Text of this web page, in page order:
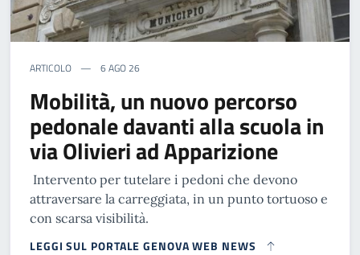
ARTICOLO 6 AGO 26
Mobilità, un nuovo percorso
pedonale davanti alla scuola in
via Olivieri ad Apparizione
Intervento per tutelare i pedoni che devono
attraversare la carreggiata, in un punto tortuoso e
con scarsa visibilità.
LEGGI SUL PORTALE GENOVA WEB NEWS